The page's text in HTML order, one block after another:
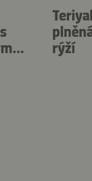
rýží